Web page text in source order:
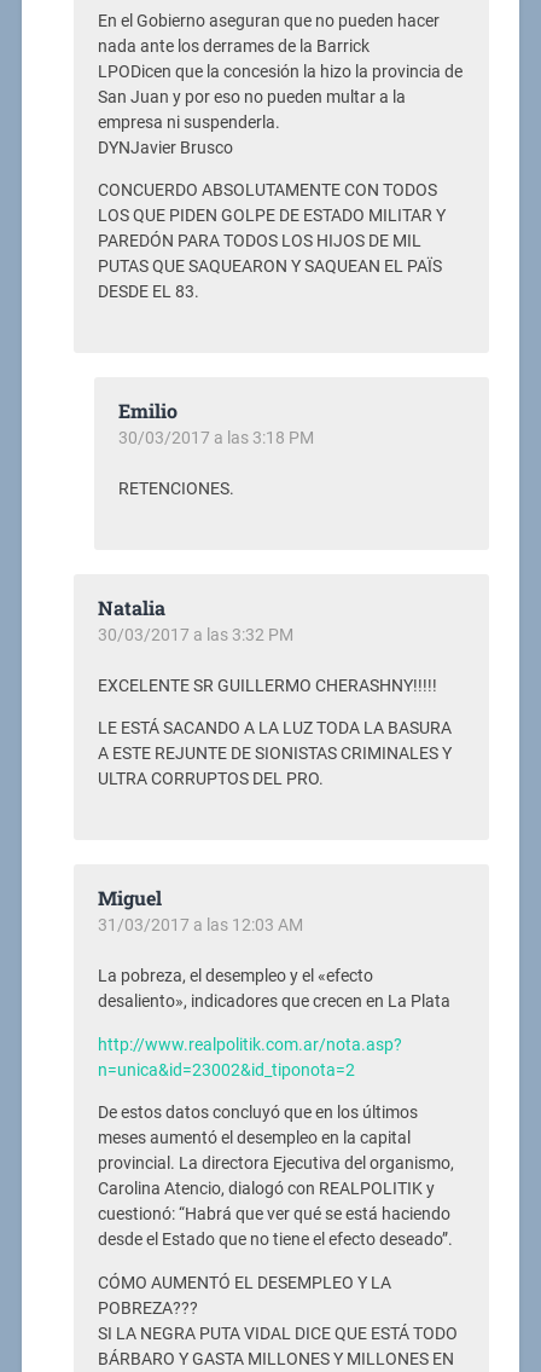
En el Gobierno aseguran que no pueden hacer
nada ante los derrames de la Barrick
LPODicen que la concesión la hizo la provincia de
San Juan y por eso no pueden multar a la
empresa ni suspenderla.
DYNJavier Brusco
CONCUERDO ABSOLUTAMENTE CON TODOS
LOS QUE PIDEN GOLPE DE ESTADO MILITAR Y
PAREDÓN PARA TODOS LOS HIJOS DE MIL
PUTAS QUE SAQUEARON Y SAQUEAN EL PAÏS
DESDE EL 83.
Emilio
30/03/2017 a las 3:18 PM
RETENCIONES.
Natalia
30/03/2017 a las 3:32 PM
EXCELENTE SR GUILLERMO CHERASHNY!!!!!
LE ESTÁ SACANDO A LA LUZ TODA LA BASURA
A ESTE REJUNTE DE SIONISTAS CRIMINALES Y
ULTRA CORRUPTOS DEL PRO.
Miguel
31/03/2017 a las 12:03 AM
La pobreza, el desempleo y el «efecto
desaliento», indicadores que crecen en La Plata
http://www.realpolitik.com.ar/nota.asp?
n=unica&id=23002&id_tiponota=2
De estos datos concluyó que en los últimos
meses aumentó el desempleo en la capital
provincial. La directora Ejecutiva del organismo,
Carolina Atencio, dialogó con REALPOLITIK y
cuestionó: “Habrá que ver qué se está haciendo
desde el Estado que no tiene el efecto deseado”.
CÓMO AUMENTÓ EL DESEMPLEO Y LA
POBREZA???
SI LA NEGRA PUTA VIDAL DICE QUE ESTÁ TODO
BÁRBARO Y GASTA MILLONES Y MILLONES EN